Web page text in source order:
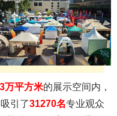
万平方米的展示空间内，
引了31270名专业观众